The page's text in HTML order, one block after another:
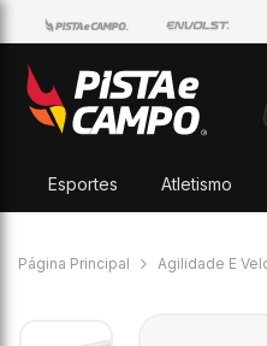
Esportes Atletismo
Página Principal Agilidade E